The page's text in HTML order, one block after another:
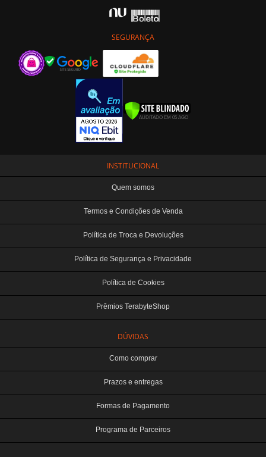
SEGURANÇA
INSTITUCIONAL
Quem somos
Termos e Condições de Venda
Política de Troca e Devoluções
Política de Segurança e Privacidade
Política de Cookies
Prêmios TerabyteShop
DÚVIDAS
Como comprar
Prazos e entregas
Formas de Pagamento
Programa de Parceiros